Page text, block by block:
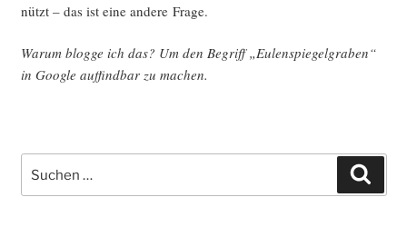
nützt – das ist eine ande­re Frage.
War­um blog­ge ich das? Um den Begriff „Eulen­spie­gel­gra­ben“
in Goog­le auf­find­bar zu machen.
nach: